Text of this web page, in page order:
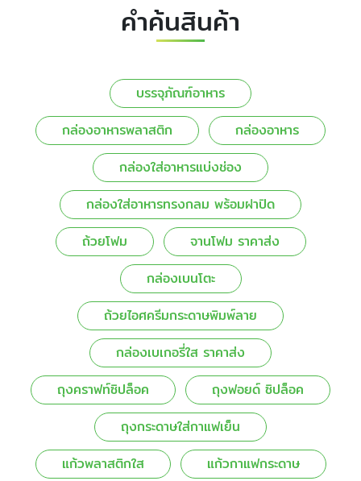
คำค้นสินค้า
บรรจุภัณฑ์อาหาร
กล่องอาหารพลาสติก
กล่องอาหาร
กล่องใส่อาหารแบ่งช่อง
กล่องใส่อาหารทรงกลม พร้อมฝาปิด
ถ้วยโฟม
จานโฟม ราคาส่ง
กล่องเบนโตะ
ถ้วยไอศครีมกระดาษพิมพ์ลาย
กล่องเบเกอรี่ใส ราคาส่ง
ถุงคราฟท์ซิปล็อค
ถุงฟอยด์ ซิปล็อค
ถุงกระดาษใส่กาแฟเย็น
แก้วพลาสติกใส
แก้วกาแฟกระดาษ